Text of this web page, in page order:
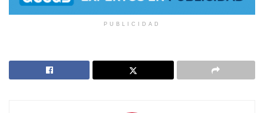
PUBLICIDAD